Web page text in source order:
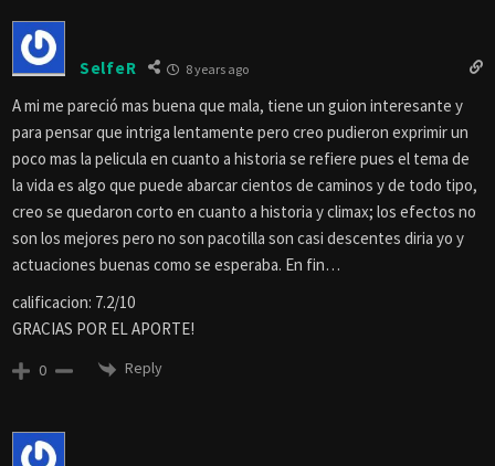
SelfeR 8 years ago
A mi me pareció mas buena que mala, tiene un guion interesante y
para pensar que intriga lentamente pero creo pudieron exprimir un
poco mas la pelicula en cuanto a historia se refiere pues el tema de
la vida es algo que puede abarcar cientos de caminos y de todo tipo,
creo se quedaron corto en cuanto a historia y climax; los efectos no
son los mejores pero no son pacotilla son casi descentes diria yo y
actuaciones buenas como se esperaba. En fin…
calificacion: 7.2/10
GRACIAS POR EL APORTE!
0 Reply